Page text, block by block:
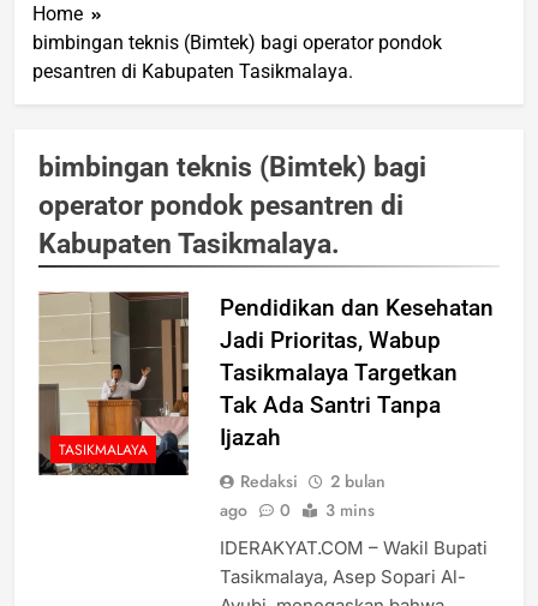
Home
bimbingan teknis (Bimtek) bagi operator pondok
pesantren di Kabupaten Tasikmalaya.
bimbingan teknis (Bimtek) bagi
operator pondok pesantren di
Kabupaten Tasikmalaya.
TASIKMALAYA
Pendidikan dan Kesehatan
Jadi Prioritas, Wabup
Tasikmalaya Targetkan
Tak Ada Santri Tanpa
Ijazah
Redaksi
2 bulan
ago
0 3 mins
IDERAKYAT.COM – Wakil Bupati
Tasikmalaya, Asep Sopari Al-